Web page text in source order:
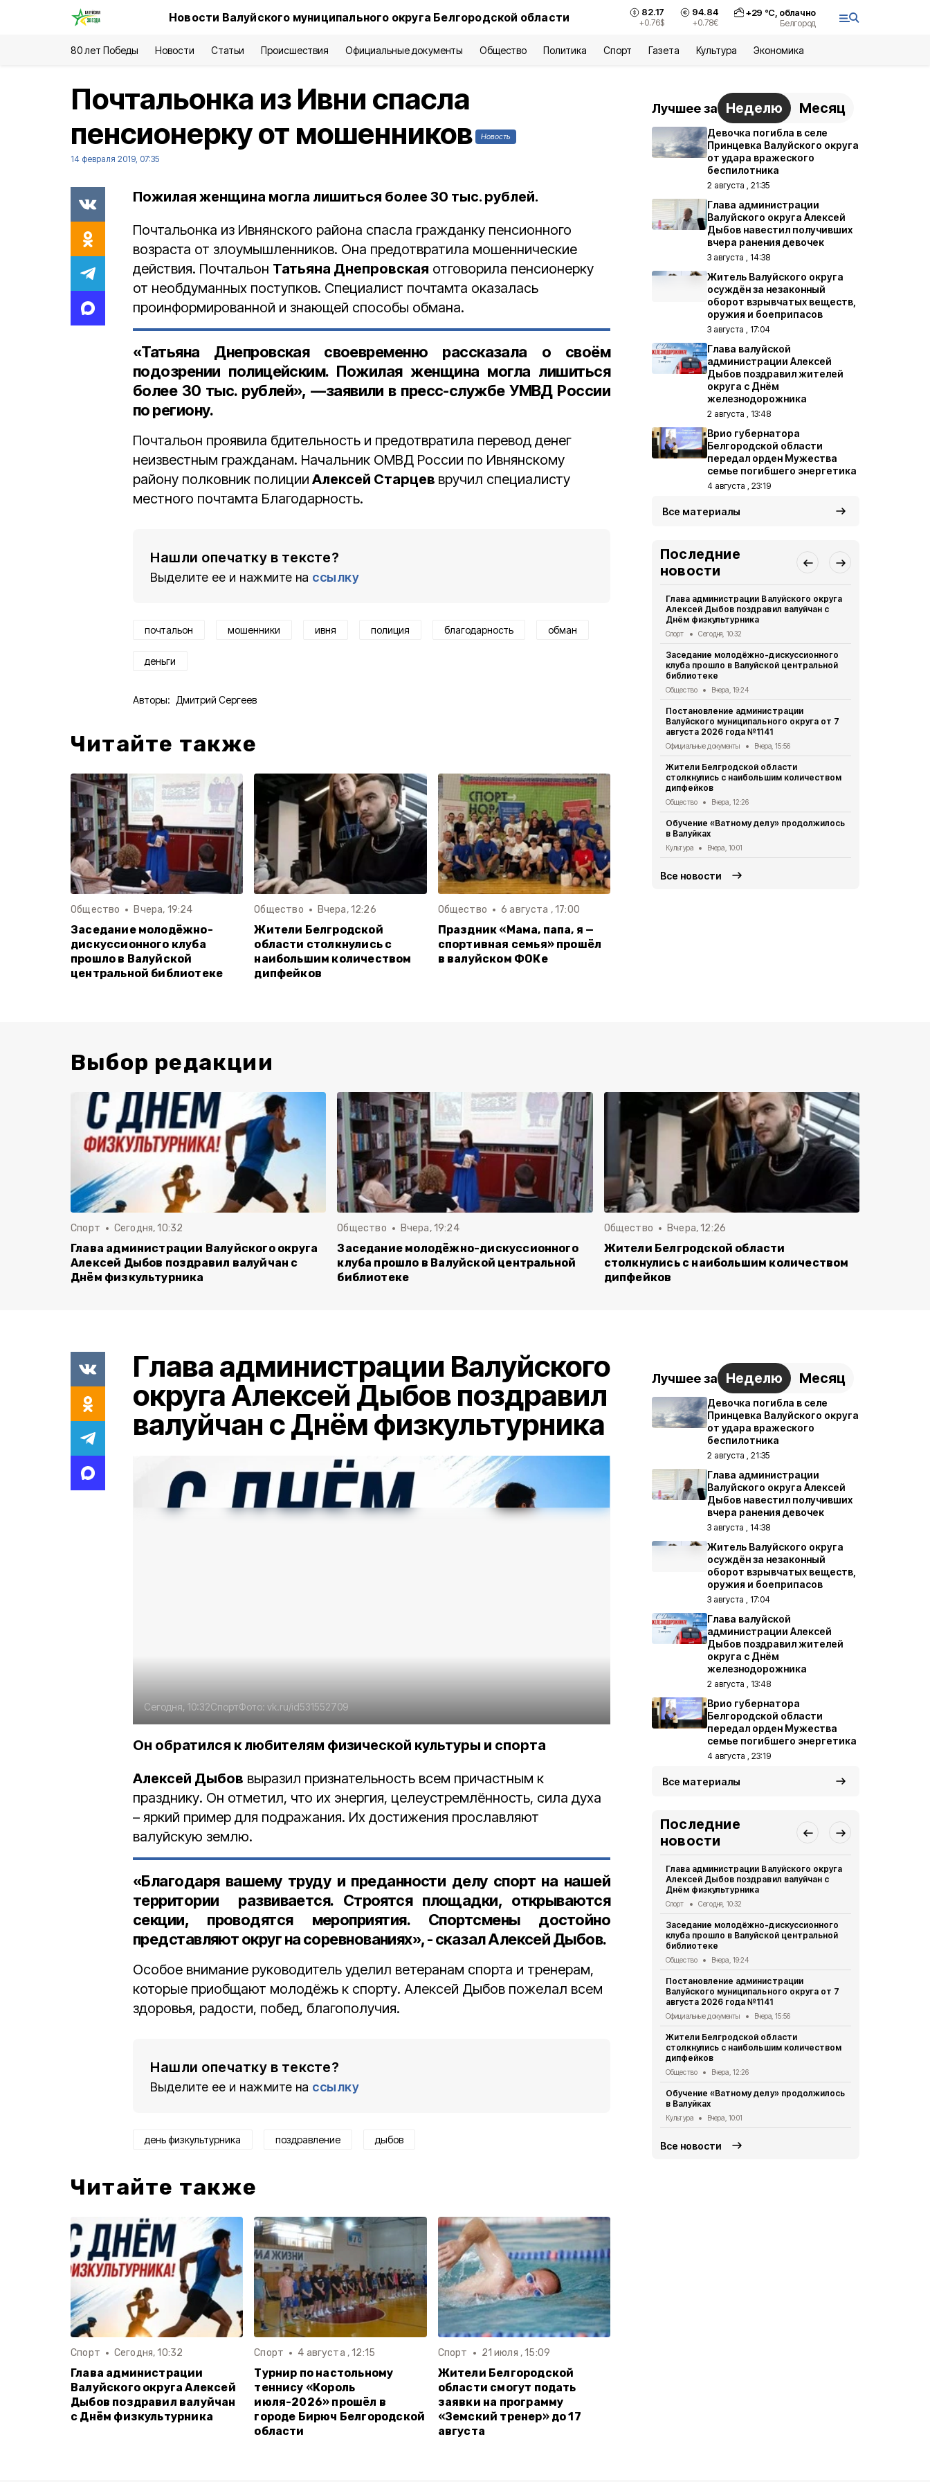
Новости Валуйского муниципального округа Белгородской области 82.17
+0.76$
94.84
+0.78€
+29 °С, облачно
Белгород
80 лет Победы Новости Статьи Происшествия Официальные документы Общество Политика Спорт Газета Культура Экономика
Почтальонка из Ивни спасла
пенсионерку от мошенников
Новость
14 февраля 2019, 07:35
Пожилая женщина могла лишиться более 30 тыс. рублей.
Почтальонка из Ивнянского района спасла гражданку пенсионного
возраста от злоумышленников. Она предотвратила мошеннические
действия. Почтальон Татьяна Днепровская отговорила пенсионерку
от необдуманных поступков. Специалист почтамта оказалась
проинформированной и знающей способы обмана.
«Татьяна Днепровская своевременно рассказала о своём
подозрении полицейским. Пожилая женщина могла лишиться
более 30 тыс. рублей», —заявили в пресс-службе УМВД России
по региону.
Почтальон проявила бдительность и предотвратила перевод денег
неизвестным гражданам. Начальник ОМВД России по Ивнянскому
району полковник полиции Алексей Старцев вручил специалисту
местного почтамта Благодарность.
Нашли опечатку в тексте?
Выделите ее и нажмите на ссылку
почтальон мошенники ивня полиция благодарность обман
деньги
Авторы: Дмитрий Сергеев
Читайте также
Общество Вчера, 19:24
Заседание молодёжно-
дискуссионного клуба
прошло в Валуйской
центральной библиотеке
Общество Вчера, 12:26
Жители Белгродской
области столкнулись с
наибольшим количеством
дипфейков
Общество 6 августа , 17:00
Праздник «Мама, папа, я —
спортивная семья» прошёл
в валуйском ФОКе
Лучшее за Неделю Месяц
Девочка погибла в селе
Принцевка Валуйского округа
от удара вражеского
беспилотника
2 августа , 21:35
Глава администрации
Валуйского округа Алексей
Дыбов навестил получивших
вчера ранения девочек
3 августа , 14:38
Житель Валуйского округа
осуждён за незаконный
оборот взрывчатых веществ,
оружия и боеприпасов
3 августа , 17:04
Глава валуйской
администрации Алексей
Дыбов поздравил жителей
округа с Днём
железнодорожника
2 августа , 13:48
Врио губернатора
Белгородской области
передал орден Мужества
семье погибшего энергетика
4 августа , 23:19
Все материалы
Последние
новости
Глава администрации Валуйского округа
Алексей Дыбов поздравил валуйчан с
Днём физкультурника
Спорт Сегодня, 10:32
Заседание молодёжно-дискуссионного
клуба прошло в Валуйской центральной
библиотеке
Общество Вчера, 19:24
Постановление администрации
Валуйского муниципального округа от 7
августа 2026 года №1141
Официальные документы Вчера, 15:56
Жители Белгродской области
столкнулись с наибольшим количеством
дипфейков
Общество Вчера, 12:26
Обучение «Ватному делу» продолжилось
в Валуйках
Культура Вчера, 10:01
Все новости
Выбор редакции
Спорт Сегодня, 10:32
Глава администрации Валуйского округа
Алексей Дыбов поздравил валуйчан с
Днём физкультурника
Общество Вчера, 19:24
Заседание молодёжно-дискуссионного
клуба прошло в Валуйской центральной
библиотеке
Общество Вчера, 12:26
Жители Белгродской области
столкнулись с наибольшим количеством
дипфейков
Глава администрации Валуйского
округа Алексей Дыбов поздравил
валуйчан с Днём физкультурника
Сегодня, 10:32СпортФото: vk.ru/id531552709
Он обратился к любителям физической культуры и спорта
Алексей Дыбов выразил признательность всем причастным к
празднику. Он отметил, что их энергия, целеустремлённость, сила духа
– яркий пример для подражания. Их достижения прославляют
валуйскую землю.
«Благодаря вашему труду и преданности делу спорт на нашей
территории развивается. Строятся площадки, открываются
секции, проводятся мероприятия. Спортсмены достойно
представляют округ на соревнованиях», - сказал Алексей Дыбов.
Особое внимание руководитель уделил ветеранам спорта и тренерам,
которые приобщают молодёжь к спорту. Алексей Дыбов пожелал всем
здоровья, радости, побед, благополучия.
Нашли опечатку в тексте?
Выделите ее и нажмите на ссылку
день физкультурника поздравление дыбов
Читайте также
Спорт Сегодня, 10:32
Глава администрации
Валуйского округа Алексей
Дыбов поздравил валуйчан
с Днём физкультурника
Спорт 4 августа , 12:15
Турнир по настольному
теннису «Король
июля-2026» прошёл в
городе Бирюч Белгородской
области
Спорт 21 июля , 15:09
Жители Белгородской
области смогут подать
заявки на программу
«Земский тренер» до 17
августа
Лучшее за Неделю Месяц
Девочка погибла в селе
Принцевка Валуйского округа
от удара вражеского
беспилотника
2 августа , 21:35
Глава администрации
Валуйского округа Алексей
Дыбов навестил получивших
вчера ранения девочек
3 августа , 14:38
Житель Валуйского округа
осуждён за незаконный
оборот взрывчатых веществ,
оружия и боеприпасов
3 августа , 17:04
Глава валуйской
администрации Алексей
Дыбов поздравил жителей
округа с Днём
железнодорожника
2 августа , 13:48
Врио губернатора
Белгородской области
передал орден Мужества
семье погибшего энергетика
4 августа , 23:19
Все материалы
Последние
новости
Глава администрации Валуйского округа
Алексей Дыбов поздравил валуйчан с
Днём физкультурника
Спорт Сегодня, 10:32
Заседание молодёжно-дискуссионного
клуба прошло в Валуйской центральной
библиотеке
Общество Вчера, 19:24
Постановление администрации
Валуйского муниципального округа от 7
августа 2026 года №1141
Официальные документы Вчера, 15:56
Жители Белгродской области
столкнулись с наибольшим количеством
дипфейков
Общество Вчера, 12:26
Обучение «Ватному делу» продолжилось
в Валуйках
Культура Вчера, 10:01
Все новости